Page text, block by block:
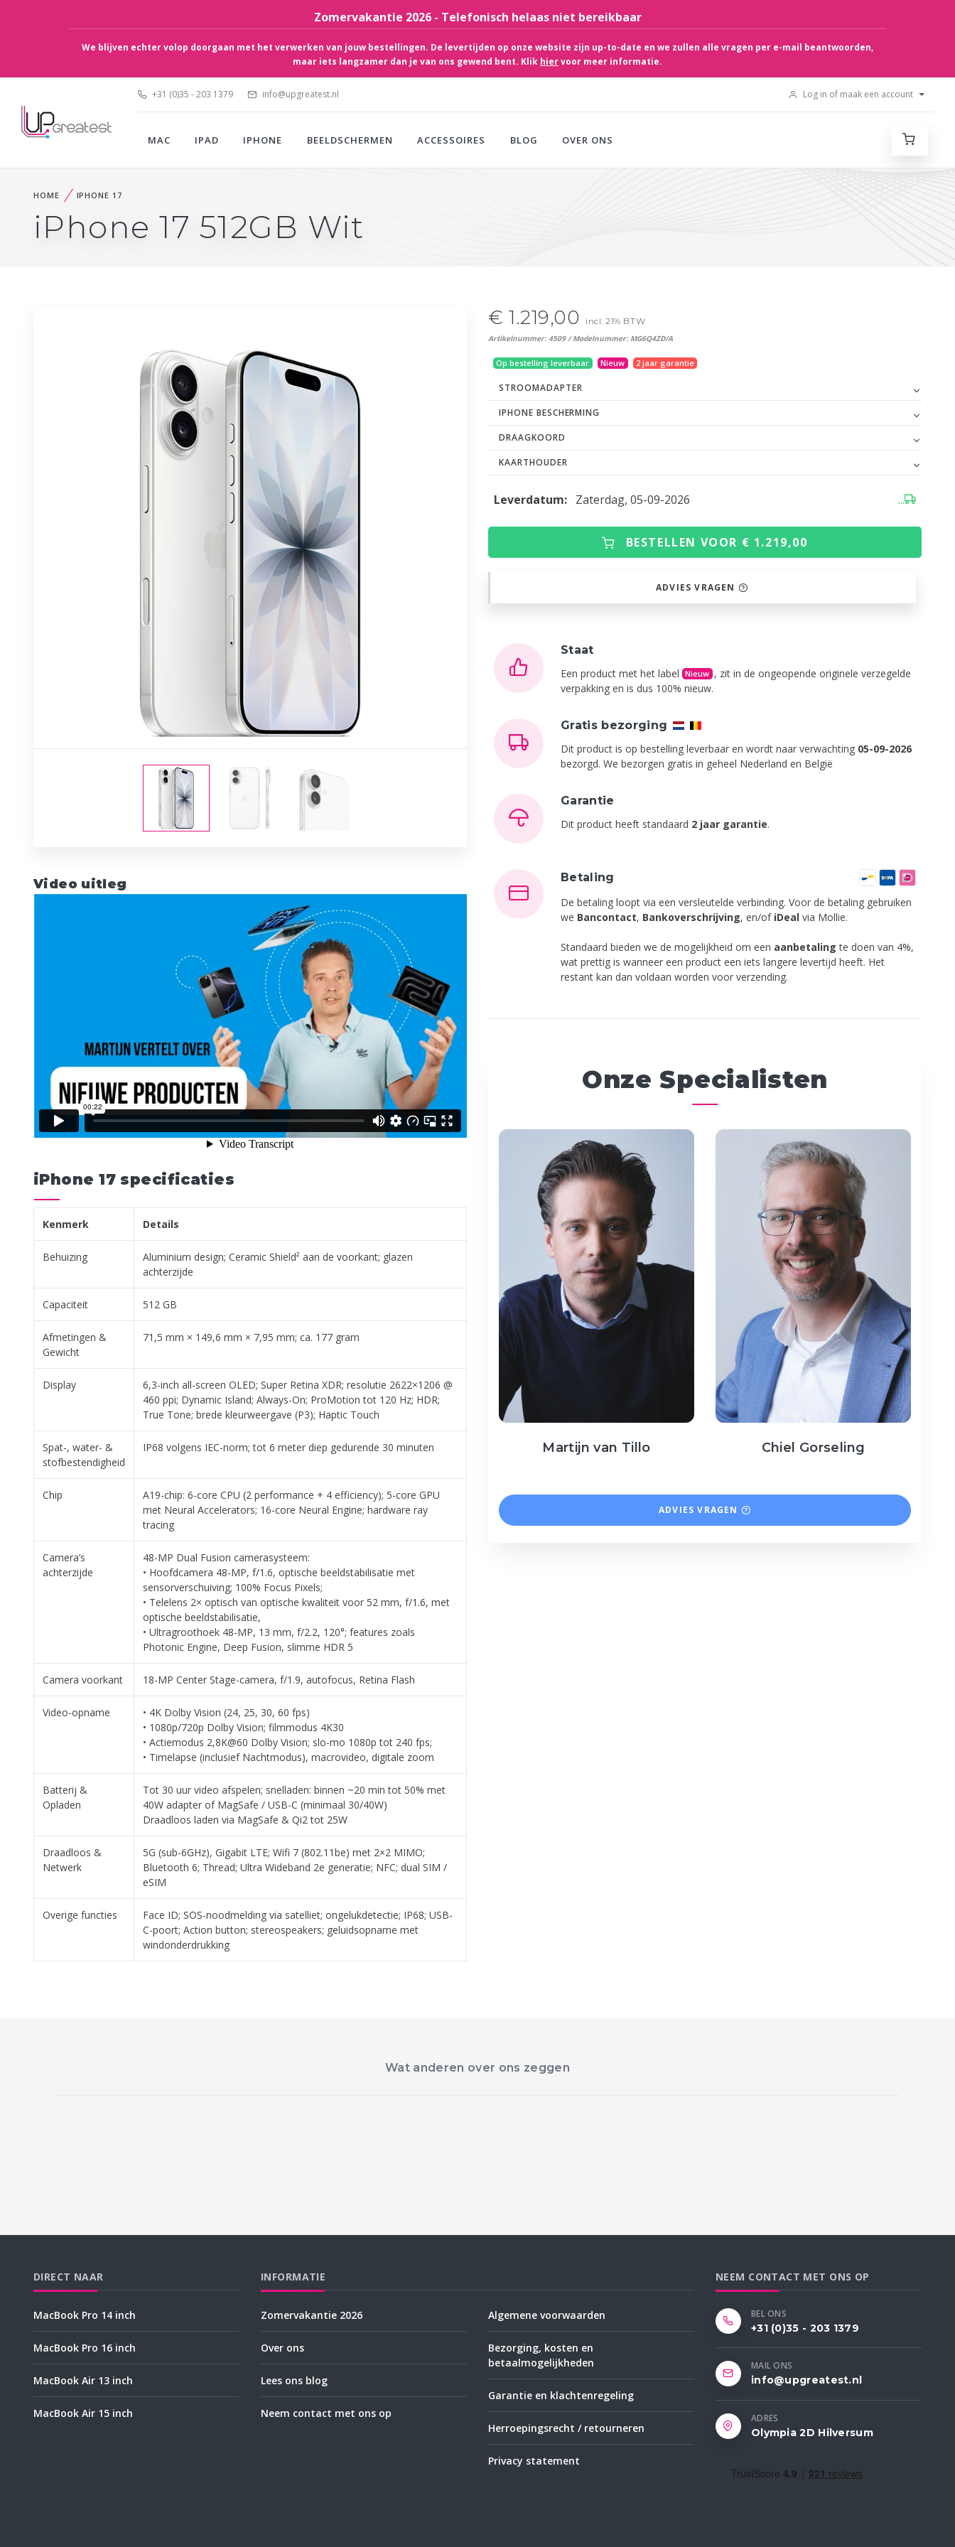
Zomervakantie 2026 - Telefonisch helaas niet bereikbaar
We blijven echter volop doorgaan met het verwerken van jouw bestellingen. De levertijden op onze website zijn up-to-date en we zullen alle vragen per e-mail beantwoorden,
maar iets langzamer dan je van ons gewend bent. Klik hiervoor meer informatie.
+31 (0)35 - 203 1379 info@upgreatest.nl Log in of maak een account
MAC IPAD IPHONE BEELDSCHERMEN ACCESSOIRES BLOG OVER ONS
HOME IPHONE 17
iPhone 17 512GB Wit
Video uitleg
iPhone 17 specificaties
Kenmerk Details
Behuizing
Aluminium design; Ceramic Shield² aan de voorkant; glazen
achterzijde
Capaciteit 512 GB
Afmetingen &
Gewicht
71,5 mm × 149,6 mm × 7,95 mm; ca. 177 gram
Display
6,3-inch all-screen OLED; Super Retina XDR; resolutie 2622×1206 @
460 ppi; Dynamic Island; Always-On; ProMotion tot 120 Hz; HDR;
True Tone; brede kleurweergave (P3); Haptic Touch
Spat-, water- &
stofbestendigheid
IP68 volgens IEC-norm; tot 6 meter diep gedurende 30 minuten
Chip
A19-chip: 6-core CPU (2 performance + 4 efficiency); 5-core GPU
met Neural Accelerators; 16-core Neural Engine; hardware ray
tracing
Camera’s
achterzijde
48-MP Dual Fusion camer­a­systeem:
• Hoofdcamera 48-MP, f/1.6, optische beeldstabilisatie met
sensorverschuiving; 100% Focus Pixels;
• Telelens 2× optisch van optische kwaliteit voor 52 mm, f/1.6, met
optische beeldstabilisatie,
• Ultragroothoek 48-MP, 13 mm, f/2.2, 120°; features zoals
Photonic Engine, Deep Fusion, slimme HDR 5
Camera voorkant 18-MP Center Stage-camera, f/1.9, autofocus, Retina Flash
Video-opname
• 4K Dolby Vision (24, 25, 30, 60 fps)
• 1080p/720p Dolby Vision; filmmodus 4K30
• Actiemodus 2,8K@60 Dolby Vision; slo-mo 1080p tot 240 fps;
• Timelapse (inclusief Nachtmodus), macrovideo, digitale zoom
Batterij &
Opladen
Tot 30 uur video afspelen; snelladen: binnen ~20 min tot 50% met
40W adapter of MagSafe / USB-C (minimaal 30/40W)
Draadloos laden via MagSafe & Qi2 tot 25W
Draadloos &
Netwerk
5G (sub-6GHz), Gigabit LTE; Wifi 7 (802.11be) met 2×2 MIMO;
Bluetooth 6; Thread; Ultra Wideband 2e generatie; NFC; dual SIM /
eSIM
Overige functies
Face ID; SOS-noodmelding via satelliet; ongelukdetectie; IP68; USB-
C-poort; Action button; stereospeakers; geluidsopname met
windonderdrukking
€ 1.219,00 incl. 21% BTW
Artikelnummer: 4509 / Modelnummer: MG6Q4ZD/A
Op bestelling leverbaar Nieuw 2 jaar garantie
STROOMADAPTER
IPHONE BESCHERMING
DRAAGKOORD
KAARTHOUDER
Leverdatum: Zaterdag, 05-09-2026 ...
BESTELLEN VOOR € 1.219,00
ADVIES VRAGEN
Staat
Een product met het label
Nieuw , zit in de ongeopende originele verzegelde
verpakking en is dus 100% nieuw.
Gratis bezorging
Dit product is op bestelling leverbaar en wordt naar verwachting 05-09-2026
bezorgd. We bezorgen gratis in geheel Nederland en België
Garantie
Dit product heeft standaard 2 jaar garantie.
Betaling
De betaling loopt via een versleutelde verbinding. Voor de betaling gebruiken
we Bancontact, Bankoverschrijving, en/of iDeal via Mollie.
Standaard bieden we de mogelijkheid om een aanbetaling te doen van 4%,
wat prettig is wanneer een product een iets langere levertijd heeft. Het
restant kan dan voldaan worden voor verzending.
Onze Specialisten
Martijn van Tillo Chiel Gorseling
ADVIES VRAGEN
Wat anderen over ons zeggen
DIRECT NAAR
MacBook Pro 14 inch
MacBook Pro 16 inch
MacBook Air 13 inch
MacBook Air 15 inch
INFORMATIE
Zomervakantie 2026
Over ons
Lees ons blog
Neem contact met ons op
Algemene voorwaarden
Bezorging, kosten en
betaalmogelijkheden
Garantie en klachtenregeling
Herroepingsrecht / retourneren
Privacy statement
NEEM CONTACT MET ONS OP
BEL ONS
+31 (0)35 - 203 1379
MAIL ONS
info@upgreatest.nl
ADRES
Olympia 2D Hilversum